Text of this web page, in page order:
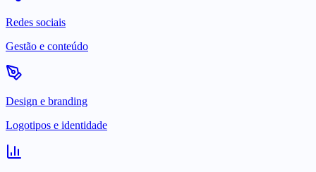
Redes sociais
Gestão e conteúdo
Design e branding
Logotipos e identidade